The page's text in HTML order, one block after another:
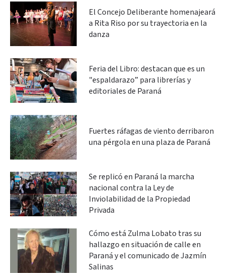
El Concejo Deliberante homenajeará
a Rita Riso por su trayectoria en la
danza
Feria del Libro: destacan que es un
"espaldarazo” para librerías y
editoriales de Paraná
Fuertes ráfagas de viento derribaron
una pérgola en una plaza de Paraná
Se replicó en Paraná la marcha
nacional contra la Ley de
Inviolabilidad de la Propiedad
Privada
Cómo está Zulma Lobato tras su
hallazgo en situación de calle en
Paraná y el comunicado de Jazmín
Salinas